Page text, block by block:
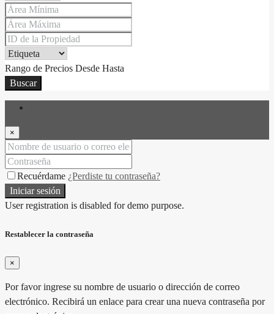
Rango de Precios Desde Hasta
Buscar
×
Recuérdame ¿Perdiste tu contraseña?
Iniciar sesión
User registration is disabled for demo purpose.
Restablecer la contraseña
×
Por favor ingrese su nombre de usuario o dirección de correo
electrónico. Recibirá un enlace para crear una nueva contraseña por